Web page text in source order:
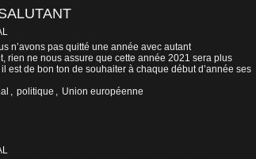
n’avons pas quitté une année avec autant
rien ne nous assure que cette année 2021 sera plus
est de bon ton de souhaiter à chaque début d’année ses
, politique , Union européenne